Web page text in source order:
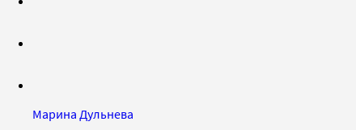
Марина Дульнева